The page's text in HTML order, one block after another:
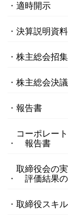
適時開示
決算説明資料
株主総会招
株主総会決
報告書
コーポレー
報告書
取締役会の
評価結果
取締役スキ